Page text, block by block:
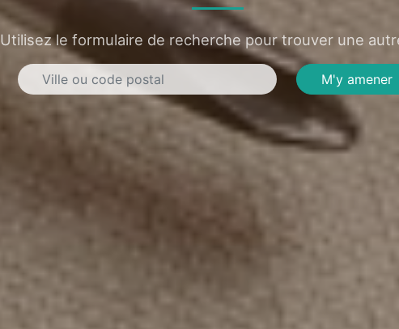
Utilisez le formulaire de recherche pour trouver une
M'y amener